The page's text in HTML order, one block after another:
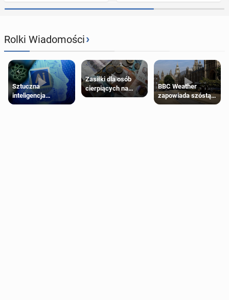
Rolki Wiadomości›
Sztuczna
inteligencja
próbowała oszukać
Zasiłki dla osób
cierpiących na
schorzenia
BBC Weather
zapowiada szóstą
falę upałów w